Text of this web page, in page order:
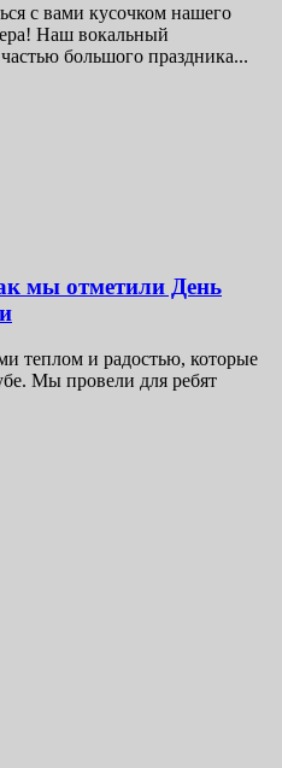
с вами кусочком нашего
Наш вокальный
большого праздника...
мы отметили День
теплом и радостью, которые
Мы провели для ребят